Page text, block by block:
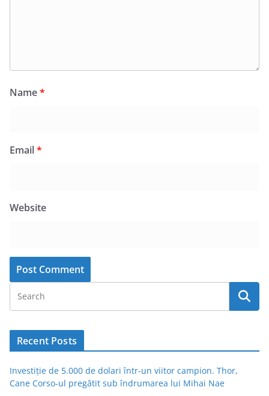
Name*
Email*
Website
Recent Posts
Investiție de 5.000 de dolari într-un viitor campion. Thor,
Cane Corso-ul pregătit sub îndrumarea lui Mihai Nae